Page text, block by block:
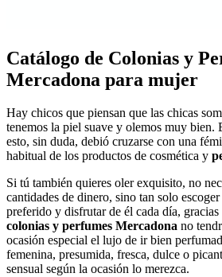
Catálogo de Colonias y
Mercadona para mujer
Hay chicos que piensan que las chicas
tenemos la piel suave y olemos muy bien.
esto, sin duda, debió cruzarse con una
habitual de los productos de cosmética y
Si tú también quieres oler exquisito, no
cantidades de dinero, sino tan solo
preferido y disfrutar de él cada día, gracias
colonias y perfumes Mercadona no
ocasión especial el lujo de ir bien
femenina, presumida, fresca, dulce o
sensual según la ocasión lo merezca.